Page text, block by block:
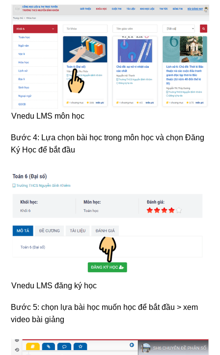
Vnedu LMS môn học
Bước 4: Lựa chọn bài học trong môn học và chọn Đăng
Ký Học để bắt đầu
Vnedu LMS đăng ký học
Bước 5: chọn lựa bài học muốn học để bắt đầu > xem
video bài giảng